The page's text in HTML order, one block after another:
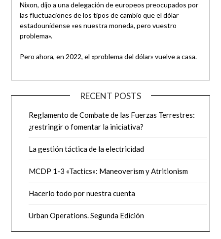
Nixon, dijo a una delegación de europeos preocupados por
las fluctuaciones de los tipos de cambio que el dólar
estadounidense «es nuestra moneda, pero vuestro
problema».
Pero ahora, en 2022, el «problema del dólar» vuelve a casa.
RECENT POSTS
Reglamento de Combate de las Fuerzas Terrestres:
¿restringir o fomentar la iniciativa?
La gestión táctica de la electricidad
MCDP 1-3 «Tactics»: Maneoverism y Atritionism
Hacerlo todo por nuestra cuenta
Urban Operations. Segunda Edición